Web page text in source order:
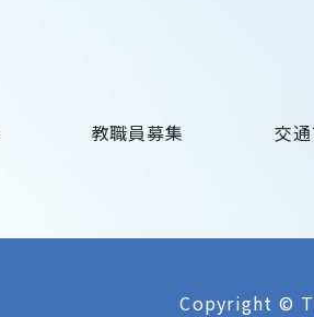
教職員募集 交通
Copyright ©